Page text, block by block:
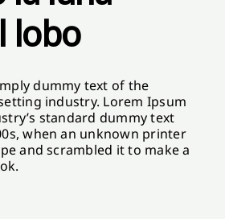
lobo
dummy text of the
industry. Lorem Ipsum
standard dummy text
when an unknown printer
and scrambled it to make a